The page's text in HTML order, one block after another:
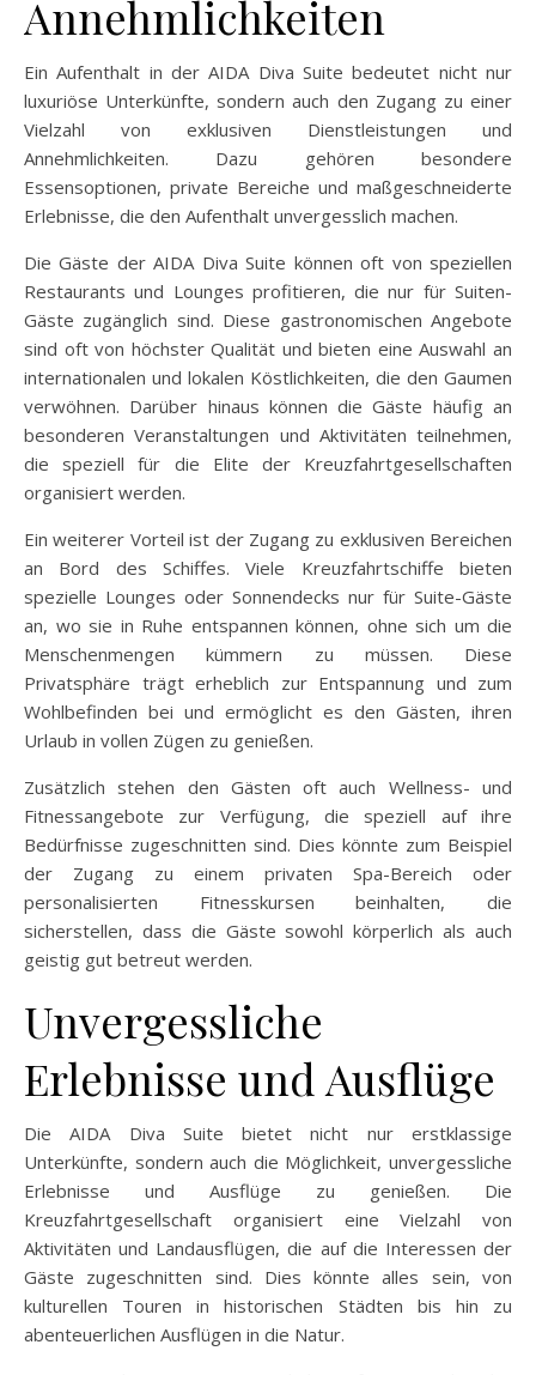
Annehmlichkeiten
Ein Aufenthalt in der AIDA Diva Suite bedeutet nicht nur
luxuriöse Unterkünfte, sondern auch den Zugang zu einer
Vielzahl von exklusiven Dienstleistungen und
Annehmlichkeiten. Dazu gehören besondere
Essensoptionen, private Bereiche und maßgeschneiderte
Erlebnisse, die den Aufenthalt unvergesslich machen.
Die Gäste der AIDA Diva Suite können oft von speziellen
Restaurants und Lounges profitieren, die nur für Suiten-
Gäste zugänglich sind. Diese gastronomischen Angebote
sind oft von höchster Qualität und bieten eine Auswahl an
internationalen und lokalen Köstlichkeiten, die den Gaumen
verwöhnen. Darüber hinaus können die Gäste häufig an
besonderen Veranstaltungen und Aktivitäten teilnehmen,
die speziell für die Elite der Kreuzfahrtgesellschaften
organisiert werden.
Ein weiterer Vorteil ist der Zugang zu exklusiven Bereichen
an Bord des Schiffes. Viele Kreuzfahrtschiffe bieten
spezielle Lounges oder Sonnendecks nur für Suite-Gäste
an, wo sie in Ruhe entspannen können, ohne sich um die
Menschenmengen kümmern zu müssen. Diese
Privatsphäre trägt erheblich zur Entspannung und zum
Wohlbefinden bei und ermöglicht es den Gästen, ihren
Urlaub in vollen Zügen zu genießen.
Zusätzlich stehen den Gästen oft auch Wellness- und
Fitnessangebote zur Verfügung, die speziell auf ihre
Bedürfnisse zugeschnitten sind. Dies könnte zum Beispiel
der Zugang zu einem privaten Spa-Bereich oder
personalisierten Fitnesskursen beinhalten, die
sicherstellen, dass die Gäste sowohl körperlich als auch
geistig gut betreut werden.
Unvergessliche
Erlebnisse und Ausflüge
Die AIDA Diva Suite bietet nicht nur erstklassige
Unterkünfte, sondern auch die Möglichkeit, unvergessliche
Erlebnisse und Ausflüge zu genießen. Die
Kreuzfahrtgesellschaft organisiert eine Vielzahl von
Aktivitäten und Landausflügen, die auf die Interessen der
Gäste zugeschnitten sind. Dies könnte alles sein, von
kulturellen Touren in historischen Städten bis hin zu
abenteuerlichen Ausflügen in die Natur.